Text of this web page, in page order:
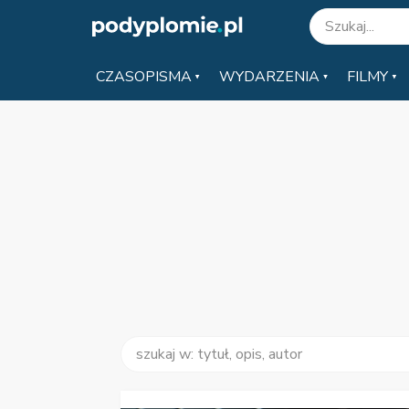
CZASOPISMA WYDARZENIA FILMY